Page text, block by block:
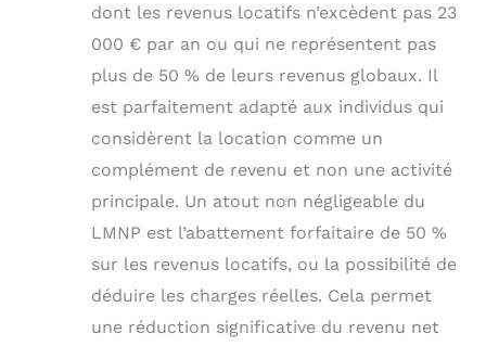
dont les revenus locatifs n’excèdent pas 23
000 € par an ou qui ne représentent pas
plus de 50 % de leurs revenus globaux. Il
est parfaitement adapté aux individus qui
considèrent la location comme un
complément de revenu et non une activité
principale. Un atout non négligeable du
LMNP est l’abattement forfaitaire de 50 %
sur les revenus locatifs, ou la possibilité de
déduire les charges réelles. Cela permet
une réduction significative du revenu net